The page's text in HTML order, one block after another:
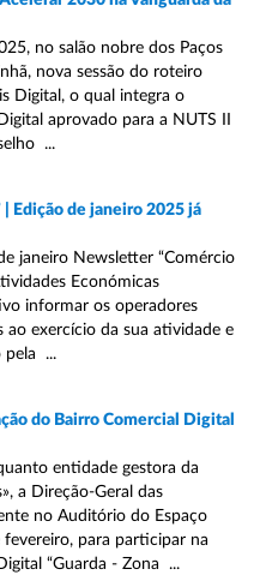
no salão nobre dos Paços
nova sessão do roteiro
Digital, o qual integra o
aprovado para a NUTS II
...
Edição de janeiro 2025 já
janeiro Newsletter “Comércio
Económicas
informar os operadores
ao exercício da sua atividade e
pela ...
do Bairro Comercial Digital
entidade gestora da
a Direção-Geral das
no Auditório do Espaço
para participar na
“Guarda - Zona ...